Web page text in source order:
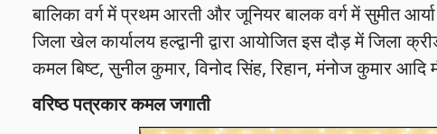
बालिका वर्ग में प्रथम आरती और जूनियर बालक वर्ग में सुमीत
जिला खेल कार्यालय हल्द्वानी द्वारा आयोजित इस दौड़ में जिला
कमल बिष्ट, सुनील कुमार, विनोद सिंह, रिहान, मंनोज कुमार आदि
वरिष्ठ पत्रकार कमल जगाती